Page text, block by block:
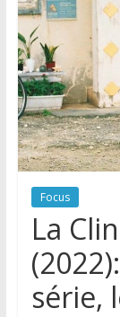
Focus
La
série,